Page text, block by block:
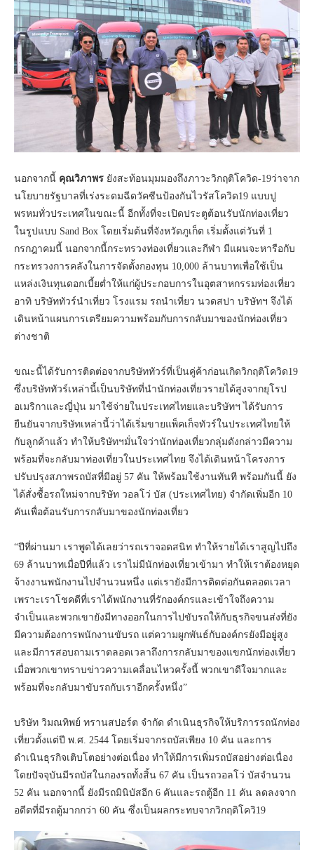
นอกจากนี้ คุณวิภาพร ยังสะท้อนมุมมองถึงภาวะวิกฤติโควิด-19ว่าจาก
นโยบายรัฐบาลที่เร่งระดมฉีดวัคซีนป้องกันไวรัสโควิด19 แบบปู
พรหมทั่วประเทศในขณะนี้ อีกทั้งที่จะเปิดประตูต้อนรับนักท่องเที่ยว
ในรูปแบบ Sand Box โดยเริ่มต้นที่จังหวัดภูเก็ต เริ่มตั้งแต่วันที่ 1
กรกฎาคมนี้ นอกจากนี้กระทรวงท่องเที่ยวและกีฬา มีแผนจะหารือกับ
กระทรวงการคลังในการจัดตั้งกองทุน 10,000 ล้านบาทเพื่อใช้เป็น
แหล่งเงินทุนดอกเบี้ยต่ำให้แก่ผู้ประกอบการในอุตสาหกรรมท่องเที่ยว
อาทิ บริษัททัวร์นำเที่ยว โรงแรม รถนำเที่ยว นวดสปา บริษัทฯ จึงได้
เดินหน้าแผนการเตรียมความพร้อมกับการกลับมาของนักท่องเที่ยว
ต่างชาติ
ขณะนี้ได้รับการติดต่อจากบริษัททัวร์ที่เป็นคู่ค้าก่อนเกิดวิกฤติโควิด19
ซึ่งบริษัททัวร์เหล่านี้เป็นบริษัทที่นำนักท่องเที่ยวรายได้สูงจากยุโรป
อเมริกาและญี่ปุ่น มาใช้จ่ายในประเทศไทยและบริษัทฯ ได้รับการ
ยืนยันจากบริษัทเหล่านี้ว่าได้เริ่มขายแพ็คเก็จทัวร์ในประเทศไทยให้
กับลูกค้าแล้ว ทำให้บริษัทฯมั่นใจว่านักท่องเที่ยวกลุ่มดังกล่าวมีความ
พร้อมที่จะกลับมาท่องเที่ยวในประเทศไทย จึงได้เดินหน้าโครงการ
ปรับปรุงสภาพรถบัสที่มีอยู่ 57 คัน ให้พร้อมใช้งานทันที พร้อมกันนี้ ยัง
ได้สั่งซื้อรถใหม่จากบริษัท วอลโว่ บัส (ประเทศไทย) จำกัดเพิ่มอีก 10
คันเพื่อต้อนรับการกลับมาของนักท่องเที่ยว
“ปีที่ผ่านมา เราพูดได้เลยว่ารถเราจอดสนิท ทำให้รายได้เราสูญไปถึง
69 ล้านบาทเมื่อปีที่แล้ว เราไม่มีนักท่องเที่ยวเข้ามา ทำให้เราต้องหยุด
จ้างงานพนักงานไปจำนวนหนึ่ง แต่เรายังมีการติดต่อกันตลอดเวลา
เพราะเราโชคดีที่เราได้พนักงานที่รักองค์กรและเข้าใจถึงความ
จำเป็นและพวกเขายังมีทางออกในการไปขับรถให้กับธุรกิจขนส่งที่ยัง
มีความต้องการพนักงานขับรถ แต่ความผูกพันธ์กับองค์กรยังมีอยู่สูง
และมีการสอบถามเราตลอดเวลาถึงการกลับมาของแขกนักท่องเที่ยว
เมื่อพวกเขาทราบข่าวความเคลื่อนไหวครั้งนี้ พวกเขาดีใจมากและ
พร้อมที่จะกลับมาขับรถกับเราอีกครั้งหนึ่ง”
บริษัท วิมณทิพย์ ทรานสปอร์ต จำกัด ดำเนินธุรกิจให้บริการรถนักท่อง
เที่ยวตั้งแต่ปี พ.ศ. 2544 โดยเริ่มจากรถบัสเพียง 10 คัน และการ
ดำเนินธุรกิจเติบโตอย่างต่อเนื่อง ทำให้มีการเพิ่มรถบัสอย่างต่อเนื่อง
โดยปัจจุบันมีรถบัสในกองรถทั้งสิ้น 67 คัน เป็นรถวอลโว่ บัสจำนวน
52 คัน นอกจากนี้ ยังมีรถมินิบัสอีก 6 คันและรถตู้อีก 11 คัน ลดลงจาก
อดีตที่มีรถตู้มากกว่า 60 คัน ซึ่งเป็นผลกระทบจากวิกฤติโควิ19